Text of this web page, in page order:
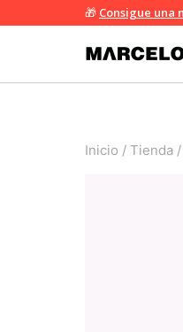
🎁 Consigue una
Inicio / Tienda /